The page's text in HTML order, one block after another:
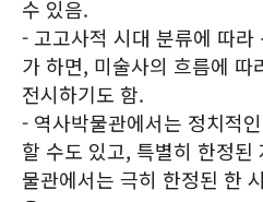
수 있음.
- 고고사적 시대 분류에 따라
가 하면, 미술사의 흐름에 따
전시하기도 함.
- 역사박물관에서는 정치적
할 수도 있고, 특별히 한정된
물관에서는 극히 한정된 한